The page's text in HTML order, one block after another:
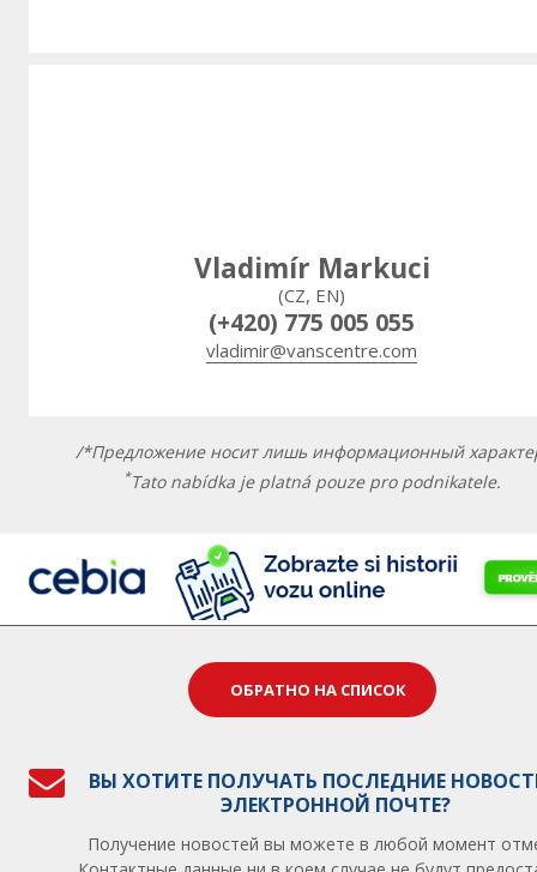
Vladimír Markuci
(CZ, EN)
(+420) 775 005 055
vladimir@vanscentre.com
/*Предложение носит лишь информационный
*Tato nabídka je platná pouze pro podnikatele.
ОБРАТНО НА СПИСОК
ВЫ ХОТИТЕ ПОЛУЧАТЬ ПОСЛЕДНИЕ
ЭЛЕКТРОННОЙ ПОЧТЕ?
Получение новостей вы можете в любой момент